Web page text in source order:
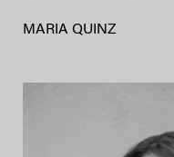
MARIA QUINZ